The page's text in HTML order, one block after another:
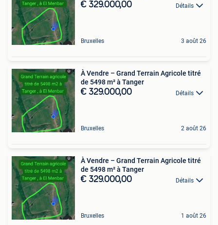
€ 329.000,00 Détails
Bruxelles 3 août 26
À Vendre – Grand Terrain Agricole titré
de 5498 m² à Tanger
€ 329.000,00 Détails
Bruxelles 2 août 26
À Vendre – Grand Terrain Agricole titré
de 5498 m² à Tanger
€ 329.000,00 Détails
Bruxelles 1 août 26